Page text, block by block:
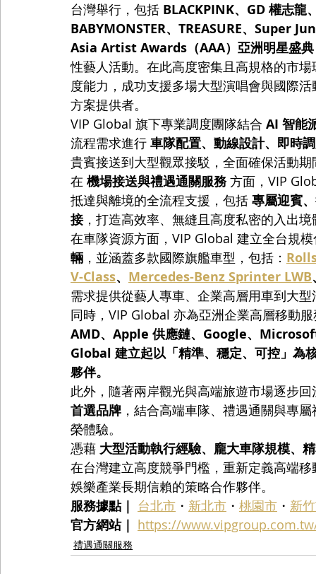
台灣舉行，包括 BLACKPINK、GD 權志龍
BABYMONSTER、TREASURE、Super
Asia Artist Awards（AAA）亞洲明星盛典
性藝人活動。在此高度密集且高規格的市
度能力，成功支援多場大型演唱會與國際
方案提供者。
VIP Global 旗下專業調度團隊結合 AI 智能
流程需求進行 車隊配置、動線設計、即時
貴賓接送到大型觀眾接駁，全面確保活動
在 機場接送與禮遇通關服務 方面，VIP
抵達與離境的全流程支援，包括 專屬迎賓
接，打造高效率、無縫且高度私密的入出境
在車隊資源方面，VIP Global 建立全台規
輛 ，並涵蓋多款國際旗艦車型，包括：
V-Class、 Mercedes-Benz Sprinter LWB
需求提供從藝人專車、企業高層用車到大
同時，VIP Global 亦為亞洲企業高層移動
AMD、Apple 供應鏈、Google、
Global 建立起以「精準、穩定、可控」為
夥伴。
此外，隨著兩岸觀光與高端旅遊市場逐步
首選品牌 ，結合高端車隊、禮遇通關與專
榮體驗。
憑藉 大型活動執行經驗、龐大車隊規模、
在台灣建立高度競爭門檻，重新定義高端
娛樂產業長期信賴的策略合作夥伴。
服務據點｜ 台北市 ・ 新北市 ・ 桃園市 ・ 新
官方網站｜ https://
禮遇通關服務